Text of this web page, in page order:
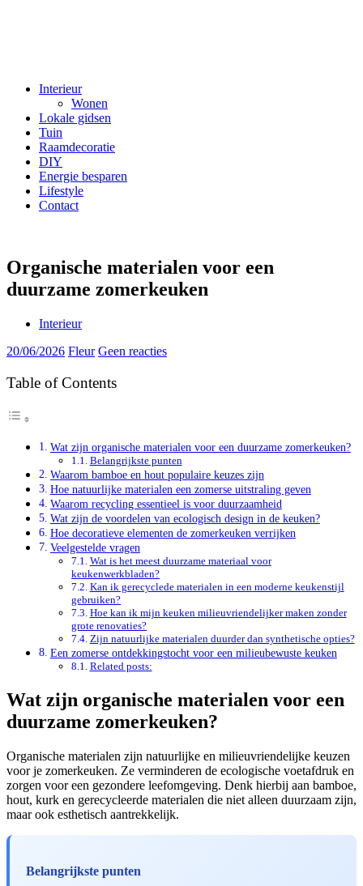
Interieur
Wonen
Lokale gidsen
Tuin
Raamdecoratie
DIY
Energie besparen
Lifestyle
Contact
Organische materialen voor een
duurzame zomerkeuken
Interieur
20/06/2026 Fleur Geen reacties
Table of Contents
Wat zijn organische materialen voor een duurzame zomerkeuken?
Belangrijkste punten
Waarom bamboe en hout populaire keuzes zijn
Hoe natuurlijke materialen een zomerse uitstraling geven
Waarom recycling essentieel is voor duurzaamheid
Wat zijn de voordelen van ecologisch design in de keuken?
Hoe decoratieve elementen de zomerkeuken verrijken
Veelgestelde vragen
Wat is het meest duurzame materiaal voor
keukenwerkbladen?
Kan ik gerecyclede materialen in een moderne keukenstijl
gebruiken?
Hoe kan ik mijn keuken milieuvriendelijker maken zonder
grote renovaties?
Zijn natuurlijke materialen duurder dan synthetische opties?
Een zomerse ontdekkingstocht voor een milieubewuste keuken
Related posts:
Wat zijn organische materialen voor een
duurzame zomerkeuken?
Organische materialen zijn natuurlijke en milieuvriendelijke keuzen
voor je zomerkeuken. Ze verminderen de ecologische voetafdruk en
zorgen voor een gezondere leefomgeving. Denk hierbij aan bamboe,
hout, kurk en gerecycleerde materialen die niet alleen duurzaam zijn,
maar ook esthetisch aantrekkelijk.
Belangrijkste punten